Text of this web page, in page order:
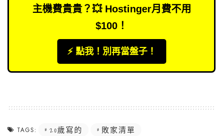
主機費貴貴？💥 Hostinger月費不用
$100！
⚡️ 點我！別再當盤子！
TAGS: 20歲寫的 敗家清單